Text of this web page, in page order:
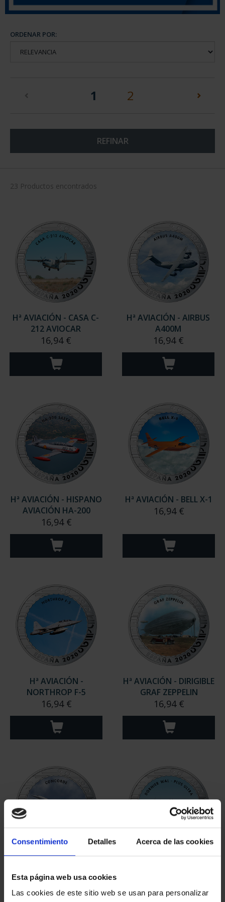
Consentimiento Detalles Acerca de las cookies
Esta página web usa cookies
Las cookies de este sitio web se usan para personalizar
ORDENAR POR:
1 (current)
2
REFINAR
23 Productos encontrados
Hª AVIACIÓN - CASA C-
212 AVIOCAR
16,94 €
Hª AVIACIÓN - AIRBUS
A400M
16,94 €
Hª AVIACIÓN - HISPANO
AVIACIÓN HA-200
16,94 €
Hª AVIACIÓN - BELL X-1
16,94 €
Hª AVIACIÓN -
NORTHROP F-5
16,94 €
Hª AVIACIÓN - DIRIGIBLE
GRAF ZEPPELIN
16,94 €
CONCORDE
16,94 €